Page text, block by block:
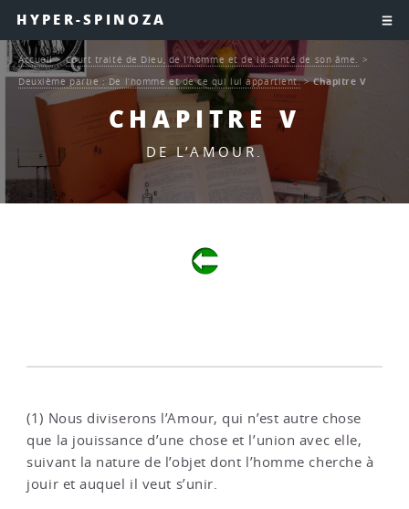
HYPER-SPINOZA
CHAPITRE V
DE L’AMOUR.
Accueil>Court traité de Dieu, de l’homme et de la santé de son âme.
>
Deuxième partie : De l’homme et de ce qui lui appartient.>Chapitre V
(1) Nous diviserons l’Amour, qui n’est autre chose
que la jouissance d’une chose et l’union avec elle,
suivant la nature de l’objet dont l’homme cherche à
jouir et auquel il veut s’unir.